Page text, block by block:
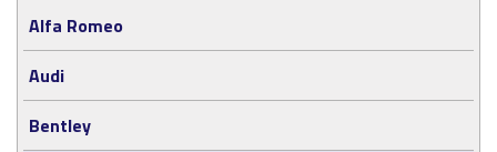
Alfa Romeo
Audi
Bentley